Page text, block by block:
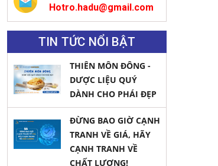
Hotro.hadu@gmail.com
TIN TỨC NỔI BẬT
THIÊN MÔN ĐÔNG -
DƯỢC LIỆU QUÝ
DÀNH CHO PHÁI ĐẸP
ĐỪNG BAO GIỜ CẠNH
TRANH VỀ GIÁ, HÃY
CẠNH TRANH VỀ
CHẤT LƯỢNG!